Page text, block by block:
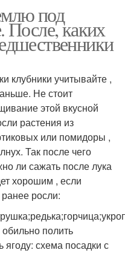
под
После, каких
клубники учитывайте ,
Не стоит
этой вкусной
растения из
или помидоры ,
Так после чего
ли сажать после лука
хорошим , если
росли:
полить
ягоду: схема посадки с